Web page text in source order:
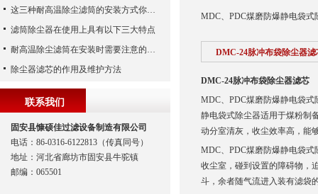
MDC、PDC煤磨防爆静电袋式
DMC-24脉冲布袋除尘器滤
DMC-24脉冲布袋除尘器滤芯
MDC、PDC煤磨防爆静电袋
静电袋式除尘器适用于煤粉制
动分室清灰，收尘效率高，能
MDC、PDC煤磨防爆静电袋
收尘室，碰到设置的障碍物，
斗，余者随气流进入装有滤袋
这三种耐高温除尘滤筒的安装方式你都知道吗？
滤筒除尘器在使用上具有以下三大特点
耐高温除尘滤筒在安装时需要注意的事项
除尘器滤芯的作用及维护方法
联系我们
固安县慷硕佳过滤设备制造有限公司
电话：86-0316-6122813（传真同号）
地址：河北省廊坊市固安县牛驼镇
邮编：065501